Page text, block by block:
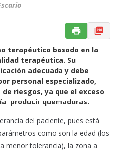
terapéutica basada en la
terapéutica. Su
adecuada y debe
personal especializado,
riesgos, ya que el exceso
producir quemaduras.
del paciente, pues está
como son la edad (los
menor tolerancia), la zona a